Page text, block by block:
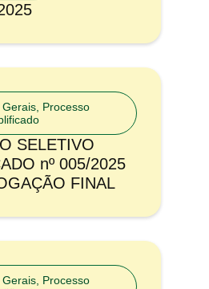
Gerais Processo
SELETIVO
nº 005/2025
FINAL
Gerais Processo